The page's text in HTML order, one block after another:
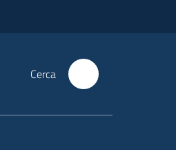
Cerca